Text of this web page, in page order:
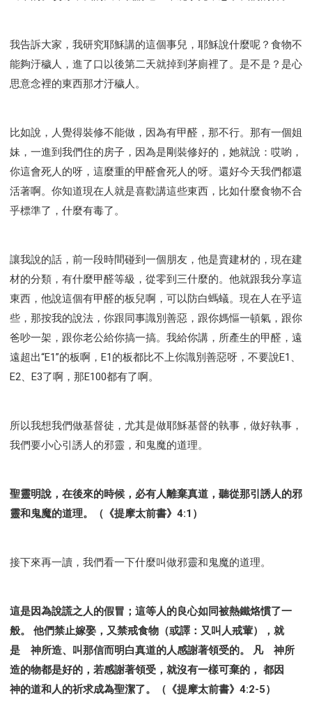
我告訴大家，我研究耶穌講的這個事兒，耶穌說什麼呢？食物不
能夠汙穢人，進了口以後第二天就掉到茅廁裡了。是不是？是心
思意念裡的東西那才汙穢人。
比如說，人覺得裝修不能做，因為有甲醛，那不行。那有一個姐
妹，一進到我們住的房子，因為是剛裝修好的，她就說：哎喲，
你這會死人的呀，這麼重的甲醛會死人的呀。還好今天我們都還
活著啊。你知道現在人就是喜歡講這些東西，比如什麼食物不合
乎標準了，什麼有毒了。
讓我說的話，前一段時間碰到一個朋友，他是賣建材的，現在建
材的分類，有什麼甲醛等級，從零到三什麼的。他就跟我分享這
東西，他說這個有甲醛的板兒啊，可以防白螞蟻。現在人在乎這
些，那按我的說法，你跟同事識別善惡，跟你媽慪一頓氣，跟你
爸吵一架，跟你老公給你搞一搞。我給你講，所產生的甲醛，遠
遠超出“E1”的板啊，E1的板都比不上你識別善惡呀，不要說E1、
E2、E3了啊，那E100都有了啊。
所以我想我們做基督徒，尤其是做耶穌基督的執事，做好執事，
我們要小心引誘人的邪靈，和鬼魔的道理。
聖靈明說，在後來的時候，必有人離棄真道，聽從那引誘人的邪
靈和鬼魔的道理。（《提摩太前書》4:1）
接下來再一讀，我們看一下什麼叫做邪靈和鬼魔的道理。
這是因為說謊之人的假冒；這等人的良心如同被熱鐵烙慣了一
般。 他們禁止嫁娶，又禁戒食物（或譯：又叫人戒葷），就
是 神所造、叫那信而明白真道的人感謝著領受的。 凡 神所
造的物都是好的，若感謝著領受，就沒有一樣可棄的， 都因
神的道和人的祈求成為聖潔了。（《提摩太前書》4:2-5）